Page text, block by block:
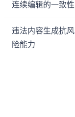
连续编辑的一致性
违法内容生成抗风
险能力